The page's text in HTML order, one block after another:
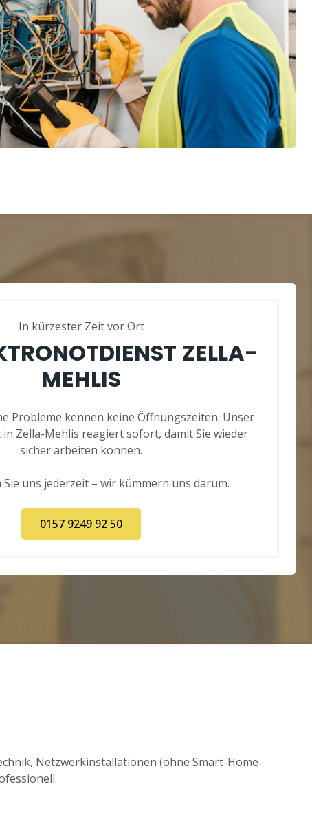
In kürzester Zeit vor Ort
ZELLA-
MEHLIS
Probleme kennen keine Öffnungszeiten. Unser
Zella-Mehlis reagiert sofort, damit Sie wieder
sicher arbeiten können.
uns jederzeit – wir kümmern uns darum.
0157 9249 92 50
Netzwerkinstallationen (ohne Smart-Home-